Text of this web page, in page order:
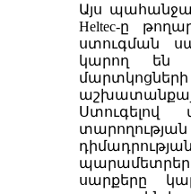
Այս
Heltec-ը
ստուգման
կարող են
Ստուգելով
սարքերը